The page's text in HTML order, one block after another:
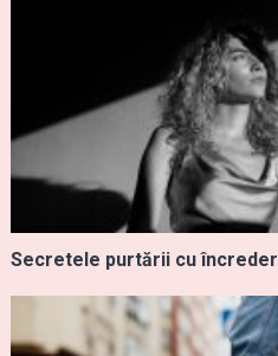
Secretele purtării cu